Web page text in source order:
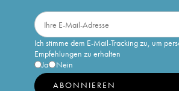
Ich stimme dem E-Mail-Tracking zu, um
Empfehlungen zu erhalten
Ja
Nein
ABONNIEREN